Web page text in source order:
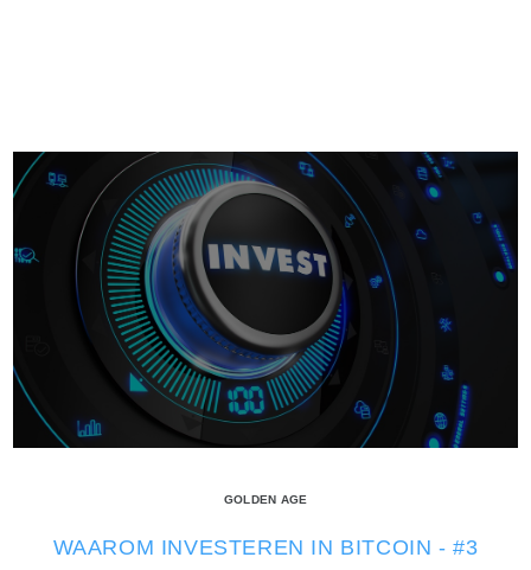
GOLDEN AGE
WAAROM INVESTEREN IN BITCOIN - #3